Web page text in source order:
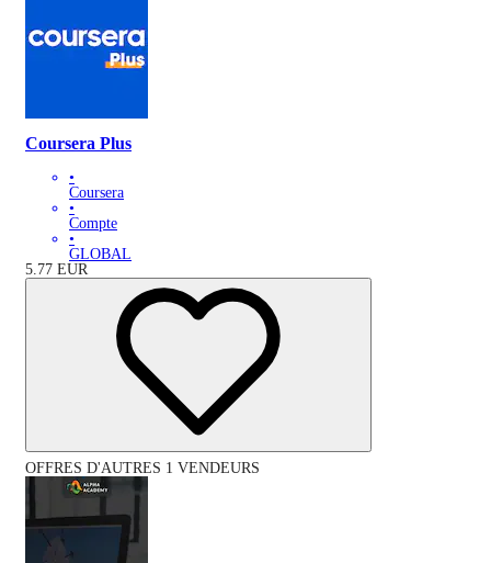
Coursera Plus
•
Coursera
•
Compte
•
GLOBAL
5.77 EUR
OFFRES D'AUTRES 1 VENDEURS